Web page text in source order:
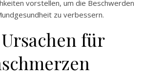
vorstellen, um die Beschwerden
zu verbessern.
für